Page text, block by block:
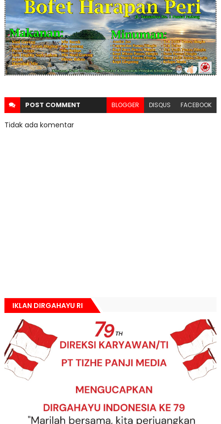
POST COMMENT BLOGGER DISQUS FACEBOOK
Tidak ada komentar
IKLAN DIRGAHAYU RI